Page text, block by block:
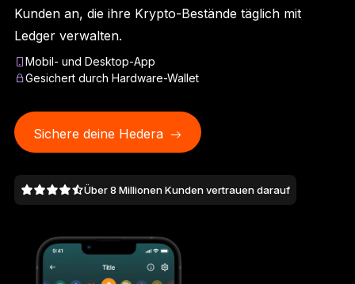
Ledger Flex™
Der neue Standard
So individuell wie du
Zuverlässiger Backup-Schutz
Kunden an, die ihre Krypto-Bestände täglich mit
Ledger verwalten.
Mobil- und Desktop-App
Gesichert durch Hardware-Wallet
Sichere deine Hedera
Über 8 Millionen Kunden vertrauen darauf